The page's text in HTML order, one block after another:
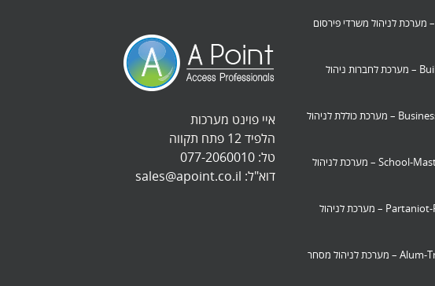
אדקום | AdCom – מערכת לניהול משרדי פירסום
בילד-אפ | Build-App – מערכת לחברות ניהול
ביזנס-אפ | Business-App – מערכת כוללת לניהול
סקול-מאסטר | School-Master – מערכת לניהול
פרטניות-פרו | Partaniot-Pro – מערכת לניהול
אלום-טרייד | Alum-Trade – מערכת לניהול מסחר
איי פוינט מערכות
הלפיד 12 פתח תקווה
טל:077-2060010
דוא"ל: sales@apoint.co.il